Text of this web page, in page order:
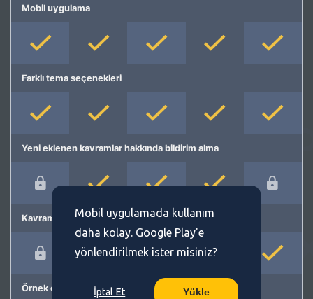
Mobil uygulama
Farklı tema seçenekleri
Yeni eklenen kavramlar hakkında bildirim alma
Kavram önerme
Örnek cümleler
Mobil uygulamada kullanım
daha kolay. Google Play'e
yönlendirilmek ister misiniz?
İptal Et Yükle